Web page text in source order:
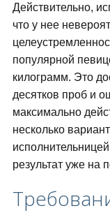
Действительно,
что у нее
популярной
килограмм. Это
десятков проб и
максимально
несколько
результат уже на